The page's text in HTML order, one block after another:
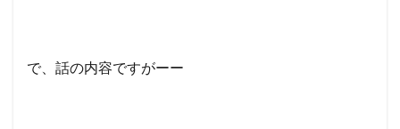
で、話の内容ですがーー